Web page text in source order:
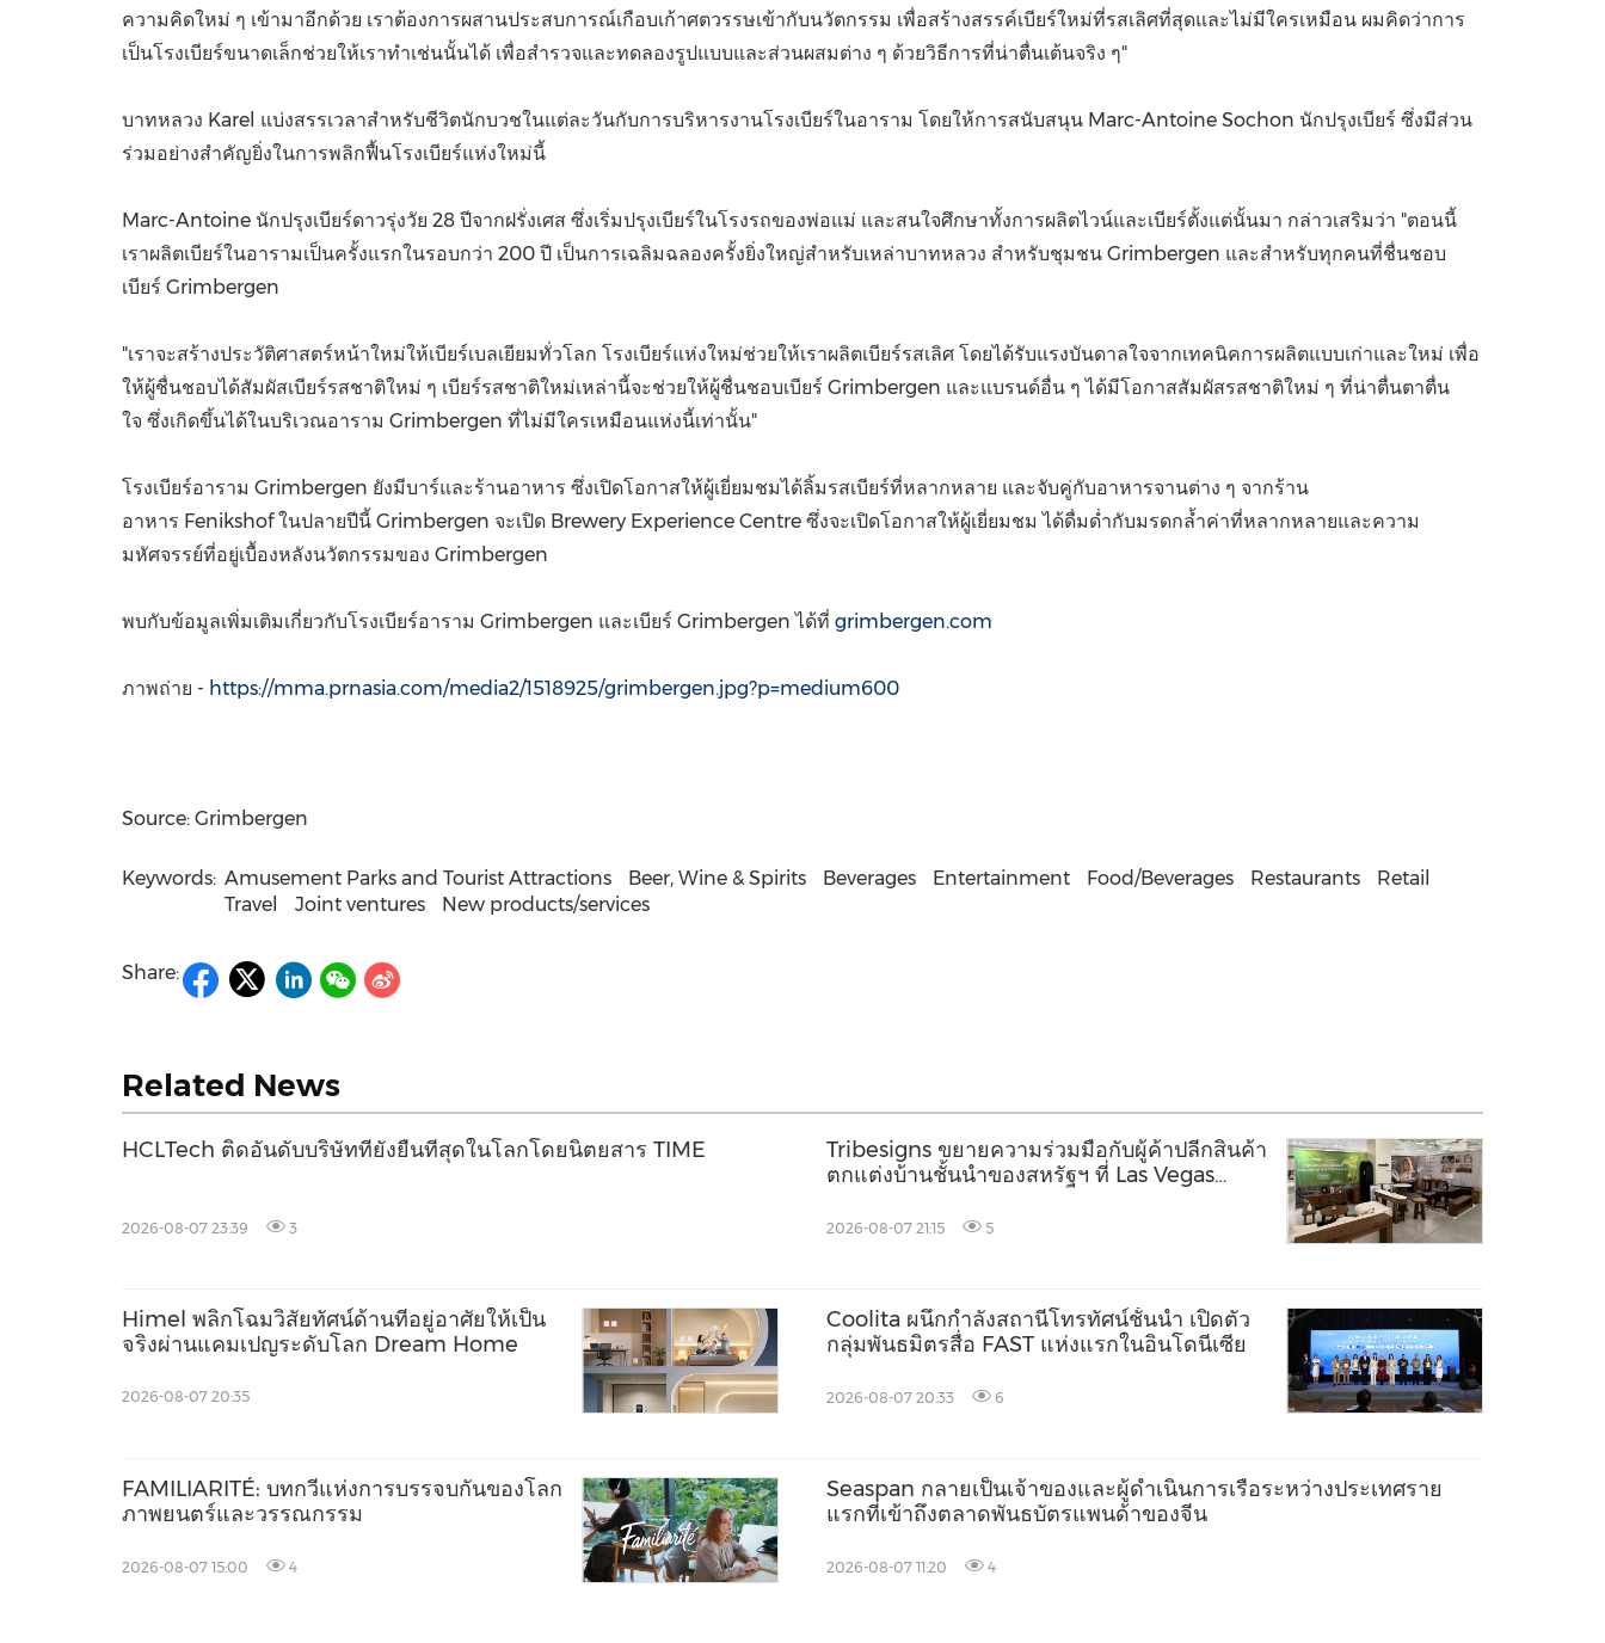
ความคิดใหม่ ๆ เข้ามาอีกด้วย เราต้องการผสานประสบการณ์เกือบเก้าศตวรรษเข้ากับนวัตกรรม เพื่อสร้างสรรค์เบียร์ใหม่ที่รสเลิศที่สุดและไม่มีใครเหมือน ผมคิดว่าการ
เป็นโรงเบียร์ขนาดเล็กช่วยให้เราทำเช่นนั้นได้ เพื่อสำรวจและทดลองรูปแบบและส่วนผสมต่าง ๆ ด้วยวิธีการที่น่าตื่นเต้นจริง ๆ"
บาทหลวง Karel แบ่งสรรเวลาสำหรับชีวิตนักบวชในแต่ละวันกับการบริหารงานโรงเบียร์ในอาราม โดยให้การสนับสนุน Marc-Antoine Sochon นักปรุงเบียร์ ซึ่งมีส่วน
ร่วมอย่างสำคัญยิ่งในการพลิกฟื้นโรงเบียร์แห่งใหม่นี้
Marc-Antoine นักปรุงเบียร์ดาวรุ่งวัย 28 ปีจากฝรั่งเศส ซึ่งเริ่มปรุงเบียร์ในโรงรถของพ่อแม่ และสนใจศึกษาทั้งการผลิตไวน์และเบียร์ตั้งแต่นั้นมา กล่าวเสริมว่า "ตอนนี้
เราผลิตเบียร์ในอารามเป็นครั้งแรกในรอบกว่า 200 ปี เป็นการเฉลิมฉลองครั้งยิ่งใหญ่สำหรับเหล่าบาทหลวง สำหรับชุมชน Grimbergen และสำหรับทุกคนที่ชื่นชอบ
เบียร์ Grimbergen
"เราจะสร้างประวัติศาสตร์หน้าใหม่ให้เบียร์เบลเยียมทั่วโลก โรงเบียร์แห่งใหม่ช่วยให้เราผลิตเบียร์รสเลิศ โดยได้รับแรงบันดาลใจจากเทคนิคการผลิตแบบเก่าและใหม่ เพื่อ
ให้ผู้ชื่นชอบได้สัมผัสเบียร์รสชาติใหม่ ๆ เบียร์รสชาติใหม่เหล่านี้จะช่วยให้ผู้ชื่นชอบเบียร์ Grimbergen และแบรนด์อื่น ๆ ได้มีโอกาสสัมผัสรสชาติใหม่ ๆ ที่น่าตื่นตาตื่น
ใจ ซึ่งเกิดขึ้นได้ในบริเวณอาราม Grimbergen ที่ไม่มีใครเหมือนแห่งนี้เท่านั้น"
โรงเบียร์อาราม Grimbergen ยังมีบาร์และร้านอาหาร ซึ่งเปิดโอกาสให้ผู้เยี่ยมชมได้ลิ้มรสเบียร์ที่หลากหลาย และจับคู่กับอาหารจานต่าง ๆ จากร้าน
อาหาร Fenikshof ในปลายปีนี้ Grimbergen จะเปิด Brewery Experience Centre ซึ่งจะเปิดโอกาสให้ผู้เยี่ยมชม ได้ดื่มด่ำกับมรดกล้ำค่าที่หลากหลายและความ
มหัศจรรย์ที่อยู่เบื้องหลังนวัตกรรมของ Grimbergen
พบกับข้อมูลเพิ่มเติมเกี่ยวกับโรงเบียร์อาราม Grimbergen และเบียร์ Grimbergen ได้ที่ grimbergen.com
ภาพถ่าย - https://mma.prnasia.com/media2/1518925/grimbergen.jpg?p=medium600
Source: Grimbergen
Keywords: Amusement Parks and Tourist Attractions Beer, Wine & Spirits Beverages Entertainment Food/Beverages Restaurants
Retail
Travel
Joint ventures New products/services
Share:
Related News
HCLTech ติดอันดับบริษัทที่ยั่งยืนที่สุดในโลกโดยนิตยสาร TIME
2026-08-07 23:39 3
Tribesigns ขยายความร่วมมือกับผู้ค้าปลีกสินค้า
ตกแต่งบ้านชั้นนำของสหรัฐฯ ที่ Las Vegas
2026-08-07 21:15 5
Himel พลิกโฉมวิสัยทัศน์ด้านที่อยู่อาศัยให้เป็น
จริงผ่านแคมเปญระดับโลก Dream Home
2026-08-07 20:35
Coolita ผนึกกำลังสถานีโทรทัศน์ชั้นนำ เปิดตัว
กลุ่มพันธมิตรสื่อ FAST แห่งแรกในอินโดนีเซีย
2026-08-07 20:33 6
FAMILIARITÉ: บทกวีแห่งการบรรจบกันของโลก
ภาพยนตร์และวรรณกรรม
2026-08-07 15:00 4
Seaspan กลายเป็นเจ้าของและผู้ดำเนินการเรือระหว่างประเทศราย
แรกที่เข้าถึงตลาดพันธบัตรแพนด้าของจีน
2026-08-07 11:20 4